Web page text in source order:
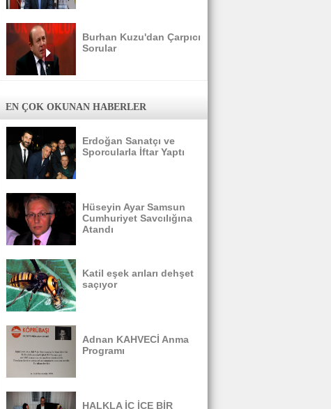
Burhan Kuzu'dan Çarpıcı
Sorular
EN ÇOK OKUNAN HABERLER
Erdoğan Sanatçı ve
Sporcularla İftar Yaptı
Hüseyin Ayar Samsun
Cumhuriyet Savcılığına
Atandı
Katil eşek arıları dehşet
saçıyor
Adnan KAHVECİ Anma
Programı
HALKLA İÇ İÇE BİR